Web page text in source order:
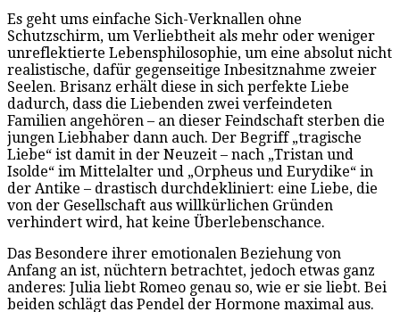
Es geht ums einfache Sich-Verknallen ohne
Schutzschirm, um Verliebtheit als mehr oder weniger
unreflektierte Lebensphilosophie, um eine absolut nicht
realistische, dafür gegenseitige Inbesitznahme zweier
Seelen. Brisanz erhält diese in sich perfekte Liebe
dadurch, dass die Liebenden zwei verfeindeten
Familien angehören – an dieser Feindschaft sterben die
jungen Liebhaber dann auch. Der Begriff „tragische
Liebe“ ist damit in der Neuzeit – nach „Tristan und
Isolde“ im Mittelalter und „Orpheus und Eurydike“ in
der Antike – drastisch durchdekliniert: eine Liebe, die
von der Gesellschaft aus willkürlichen Gründen
verhindert wird, hat keine Überlebenschance.
Das Besondere ihrer emotionalen Beziehung von
Anfang an ist, nüchtern betrachtet, jedoch etwas ganz
anderes: Julia liebt Romeo genau so, wie er sie liebt. Bei
beiden schlägt das Pendel der Hormone maximal aus.